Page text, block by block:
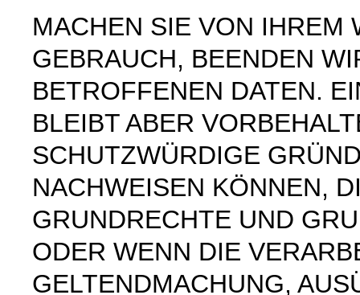
MACHEN SIE VON IHREM
GEBRAUCH, BEENDEN
BETROFFENEN DATEN.
BLEIBT ABER
SCHUTZWÜRDIGE
NACHWEISEN KÖNNEN,
GRUNDRECHTE UND
ODER WENN DIE
GELTENDMACHUNG,